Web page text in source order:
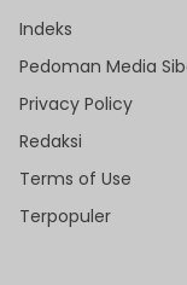
Indeks
Pedoman Media
Privacy Policy
Redaksi
Terms of Use
Terpopuler